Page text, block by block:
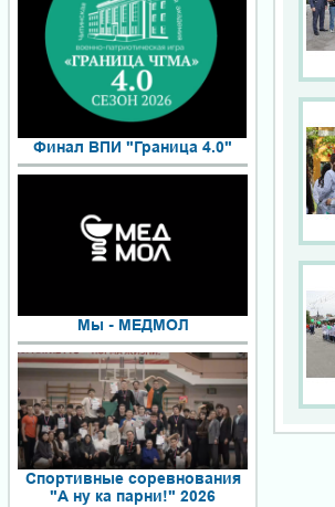
Финал ВПИ "Граница 4.0"
Мы - МЕДМОЛ
Спортивные соревнования
"А ну ка парни!" 2026